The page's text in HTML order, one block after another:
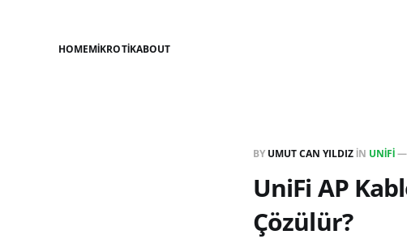
HOMEMIKROTIKABOUT
BY UMUT CAN YILDIZ IN UNIFI—
UniFi AP
Çözülür?